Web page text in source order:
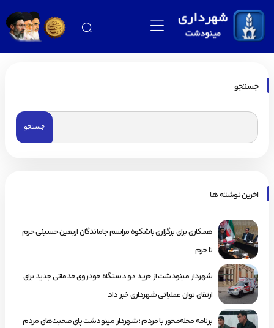
جستجو
اخرین نوشته ها
همکاری برای برگزاری باشکوه مراسم جاماندگان اربعین حسینی حرم
تا حرم
شهردار مینودشت از خرید دو دستگاه خودروی خدماتی جدید برای
ارتقای توان عملیاتی شهرداری خبر داد
برنامه محله‌محور با مردم ؛ شهردار مینودشت پای صحبت‌های مردم